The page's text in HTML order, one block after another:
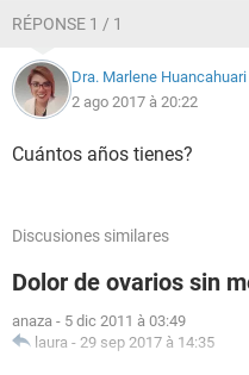
RÉPONSE 1 / 1
Dra. Marlene Huancahuari
2 ago 2017 à 20:22
Cuántos años tienes?
Discusiones similares
Dolor de ovarios sin
anaza - 5 dic 2011 à 03:49
laura - 29 sep 2017 à 14:35